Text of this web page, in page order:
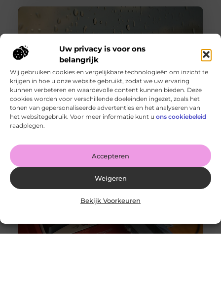
Uw privacy is voor ons
belangrijk
Wij gebruiken cookies en vergelijkbare technologieën om inzicht te
krijgen in hoe u onze website gebruikt, zodat we uw ervaring
kunnen verbeteren en waardevolle content kunnen bieden. Deze
cookies worden voor verschillende doeleinden ingezet, zoals het
tonen van gepersonaliseerde advertenties en het analyseren van
het websitegebruik. Voor meer informatie kunt u ons cookiebeleid
raadplegen.
Accepteren
Weigeren
Bekijk Voorkeuren
Wanneer schakel je een glaszetter in en wat kun je van
hem verwachten?
Goed artikel? Deel hem dan op: Share on X (Twitter)